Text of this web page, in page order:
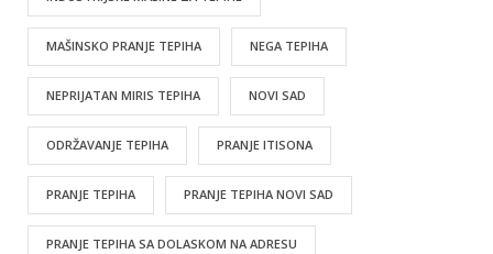
MAŠINSKO PRANJE TEPIHA NEGA TEPIHA
NEPRIJATAN MIRIS TEPIHA NOVI SAD
ODRŽAVANJE TEPIHA PRANJE ITISONA
PRANJE TEPIHA PRANJE TEPIHA NOVI SAD
PRANJE TEPIHA SA DOLASKOM NA ADRESU